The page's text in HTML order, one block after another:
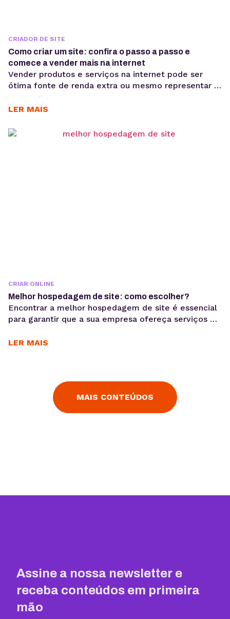
CRIADOR DE SITE
Como criar um site: confira o passo a passo e
comece a vender mais na internet
Vender produtos e serviços na internet pode ser
ótima fonte de renda extra ou mesmo representar a
para isso, você precisa saber como criar um site
muitos pensam, além de elaborar um código
LER MAIS
CRIAR ONLINE
Melhor hospedagem de site: como escolher?
Encontrar a melhor hospedagem de site é essencial
para garantir que a sua empresa ofereça serviços de
trabalhar com diversos tipos de aplicações, desde
segurança e escalabilidade de...
LER MAIS
MAIS CONTEÚDOS
Assine a nossa newsletter e
receba conteúdos em primeira
mão